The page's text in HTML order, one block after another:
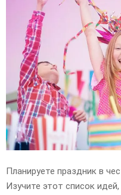
N
U
Планируете праздник в
Изучите этот список